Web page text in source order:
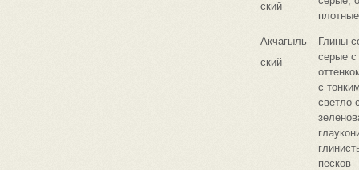
ский
плотные
Акчагыль-
ский
Глины
серые с
с
светло-
песков